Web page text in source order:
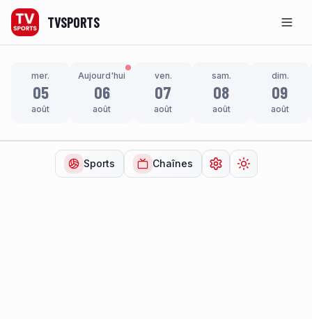
TVSPORTS
mer.
05
août
Aujourd'hui
06
août
ven.
07
août
sam.
08
août
dim.
09
août
Sports Chaînes Ouvrir lesChanger de